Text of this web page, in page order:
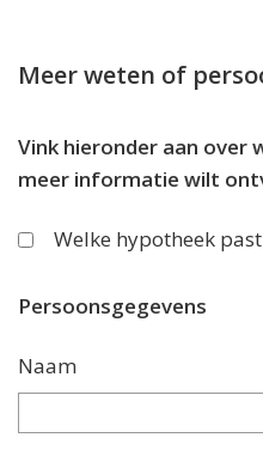
Meer weten of
Vink hieronder aan over
meer informatie wilt
Welke hypotheek
Persoonsgegevens
Naam